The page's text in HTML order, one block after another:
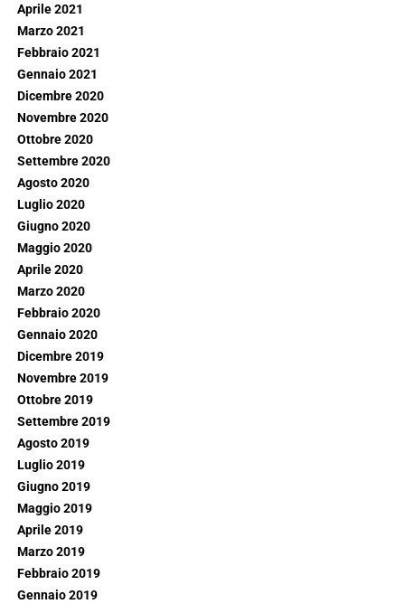
Aprile 2021
Marzo 2021
Febbraio 2021
Gennaio 2021
Dicembre 2020
Novembre 2020
Ottobre 2020
Settembre 2020
Agosto 2020
Luglio 2020
Giugno 2020
Maggio 2020
Aprile 2020
Marzo 2020
Febbraio 2020
Gennaio 2020
Dicembre 2019
Novembre 2019
Ottobre 2019
Settembre 2019
Agosto 2019
Luglio 2019
Giugno 2019
Maggio 2019
Aprile 2019
Marzo 2019
Febbraio 2019
Gennaio 2019